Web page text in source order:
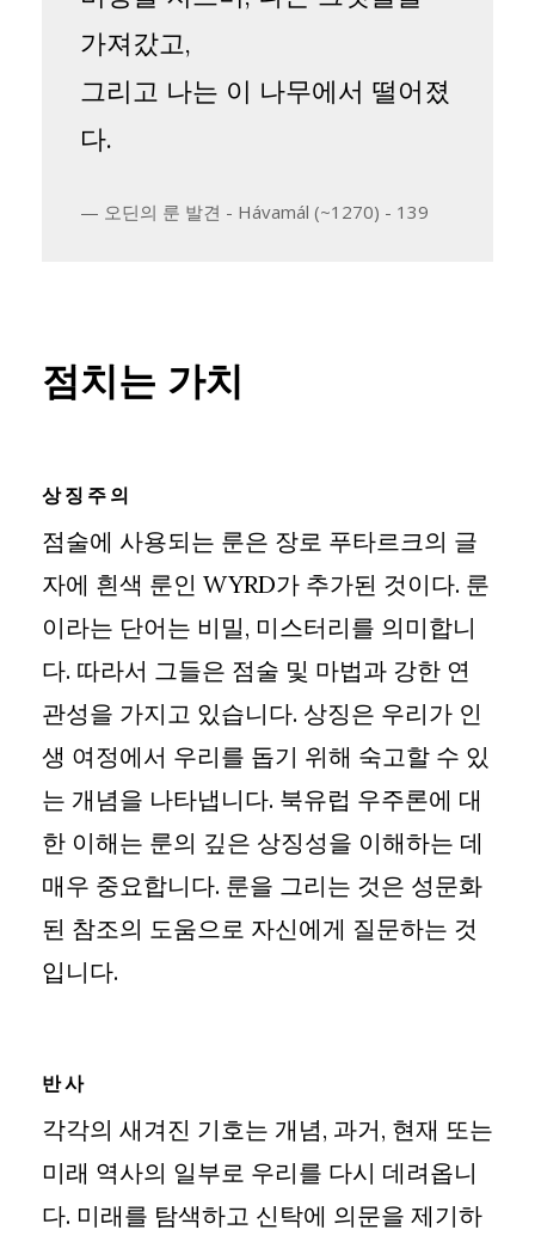
가져갔고,
그리고 나는 이 나무에서 떨어졌
다.
오딘의 룬 발견 - Hávamál (~1270) - 139
점치는 가치
상징주의
점술에 사용되는 룬은 장로 푸타르크의 글
자에 흰색 룬인 WYRD가 추가된 것이다. 룬
이라는 단어는 비밀, 미스터리를 의미합니
다. 따라서 그들은 점술 및 마법과 강한 연
관성을 가지고 있습니다. 상징은 우리가 인
생 여정에서 우리를 돕기 위해 숙고할 수 있
는 개념을 나타냅니다. 북유럽 우주론에 대
한 이해는 룬의 깊은 상징성을 이해하는 데
매우 중요합니다. 룬을 그리는 것은 성문화
된 참조의 도움으로 자신에게 질문하는 것
입니다.
반사
각각의 새겨진 기호는 개념, 과거, 현재 또는
미래 역사의 일부로 우리를 다시 데려옵니
다. 미래를 탐색하고 신탁에 의문을 제기하